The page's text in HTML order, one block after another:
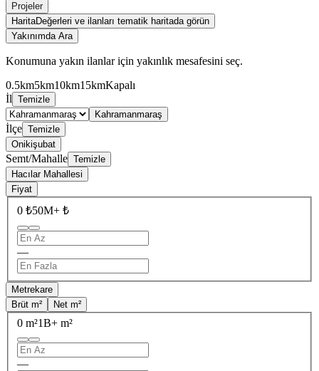
Projeler
HaritaDeğerleri ve ilanları tematik haritada görün
Yakınımda Ara
Konumuna yakın ilanlar için yakınlık mesafesini seç.
0.5km5km10km15kmKapalı
İl Temizle
Kahramanmaraş
İlçe Temizle
Onikişubat
Semt/Mahalle Temizle
Hacılar Mahallesi
Fiyat
0 ₺50M+ ₺
—
Metrekare
Brüt m²
Net m²
0 m²1B+ m²
—